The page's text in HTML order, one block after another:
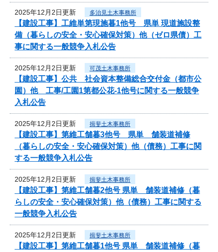
2025年12月2日更新 多治見土木事務所
【建設工事】工維単第現施暮1他号 県単 現道施設整
備（暮らしの安全・安心確保対策）他（ゼロ県債）工
事に関する一般競争入札公告
2025年12月2日更新 可茂土木事務所
【建設工事】公共 社会資本整備総合交付金（都市公
園）他 工事/工園1第都公花-1他号に関する一般競争
入札公告
2025年12月2日更新 揖斐土木事務所
【建設工事】第維工舗暮3他号 県単 舗装道補修
（暮らしの安全・安心確保対策）他（債務）工事に関
する一般競争入札公告
2025年12月2日更新 揖斐土木事務所
【建設工事】第維工舗暮2他号 県単 舗装道補修（暮
らしの安全・安心確保対策）他（債務）工事に関する
一般競争入札公告
2025年12月2日更新 揖斐土木事務所
【建設工事】第維工舗暮1他号 県単 舗装道補修（暮